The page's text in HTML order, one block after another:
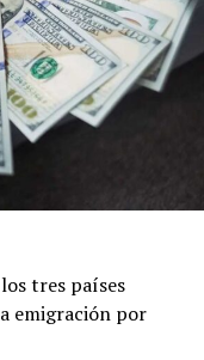
tres países
emigración por